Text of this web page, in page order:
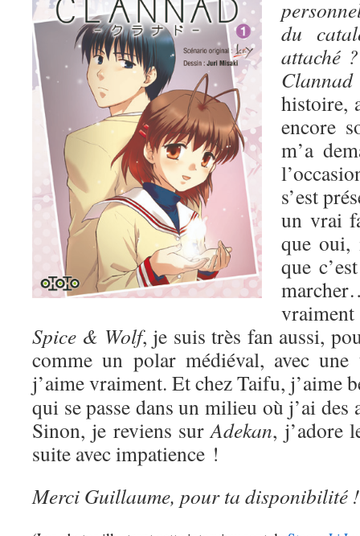
du
attaché ?
histoire,
encore
m’a
s’est
un vrai
que
que
Spice & Wolf, je suis très fan aussi,
comme un polar médiéval, avec une
j’aime vraiment. Et chez Taifu, j’aime
qui se passe dans un milieu où j’ai
Sinon, je reviens surAdekan, j’adore
suite avec impatience !
Merci Guillaume, pour ta disponibilité !